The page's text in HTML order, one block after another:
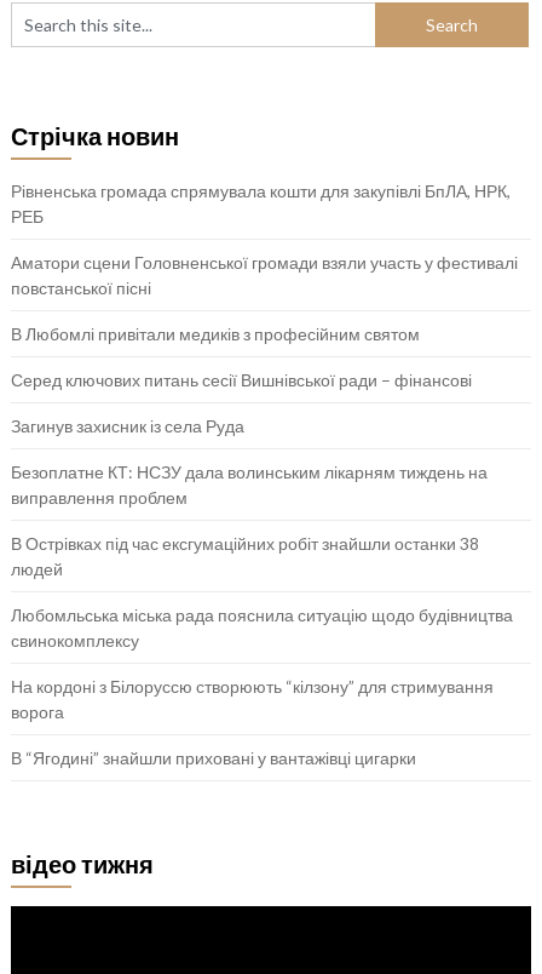
Стрічка новин
Рівненська громада спрямувала кошти для закупівлі БпЛА, НРК,
РЕБ
Аматори сцени Головненської громади взяли участь у фестивалі
повстанської пісні
В Любомлі привітали медиків з професійним святом
Серед ключових питань сесії Вишнівської ради – фінансові
Загинув захисник із села Руда
Безоплатне КТ: НСЗУ дала волинським лікарням тиждень на
виправлення проблем
В Острівках під час ексгумаційних робіт знайшли останки 38
людей
Любомльська міська рада пояснила ситуацію щодо будівництва
свинокомплексу
На кордоні з Білоруссю створюють “кілзону” для стримування
ворога
В “Ягодині” знайшли приховані у вантажівці цигарки
відео тижня